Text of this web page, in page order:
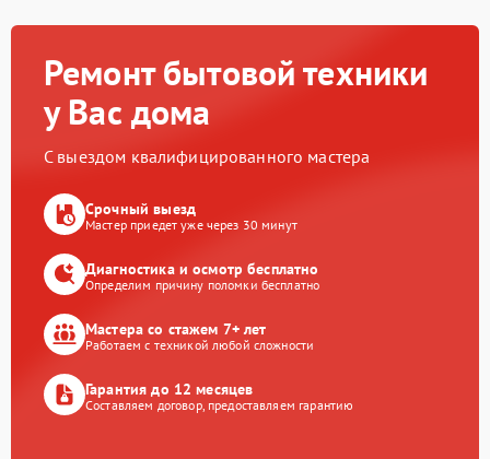
Ремонт бытовой техники
у Вас дома
С выездом квалифицированного мастера
Срочный выезд
Мастер приедет уже через 30 минут
Диагностика и осмотр бесплатно
Определим причину поломки бесплатно
Мастера со стажем 7+ лет
Работаем с техникой любой сложности
Гарантия до 12 месяцев
Составляем договор, предоставляем гарантию